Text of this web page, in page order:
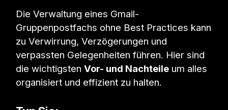
Die Verwaltung eines Gmail-
Gruppenpostfachs ohne Best Practices kann
zu Verwirrung, Verzögerungen und
verpassten Gelegenheiten führen. Hier sind
die wichtigstenVor- und Nachteile um alles
organisiert und effizient zu halten.